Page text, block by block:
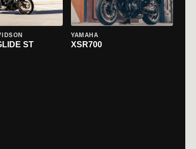
ST
YAMAHA
XSR700